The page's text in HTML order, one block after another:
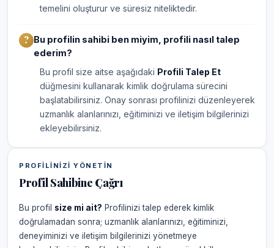
temelini oluşturur ve süresiz niteliktedir.
Bu profilin sahibi ben miyim, profili nasıl talep
ederim?
Bu profil size aitse aşağıdaki Profili Talep Et
düğmesini kullanarak kimlik doğrulama sürecini
başlatabilirsiniz. Onay sonrası profilinizi düzenleyerek
uzmanlık alanlarınızı, eğitiminizi ve iletişim bilgilerinizi
ekleyebilirsiniz.
PROFILINIZI YÖNETIN
Profil Sahibine Çağrı
Bu profil size mi ait? Profilinizi talep ederek kimlik
doğrulamadan sonra; uzmanlık alanlarınızı, eğitiminizi,
deneyiminizi ve iletişim bilgilerinizi yönetmeye